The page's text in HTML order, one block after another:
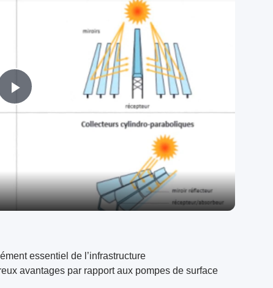
Play
essentiel de l’infrastructure
avantages par rapport aux pompes de surface